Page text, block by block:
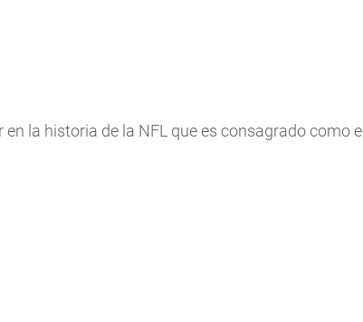
la historia de la NFL que es consagrado como el